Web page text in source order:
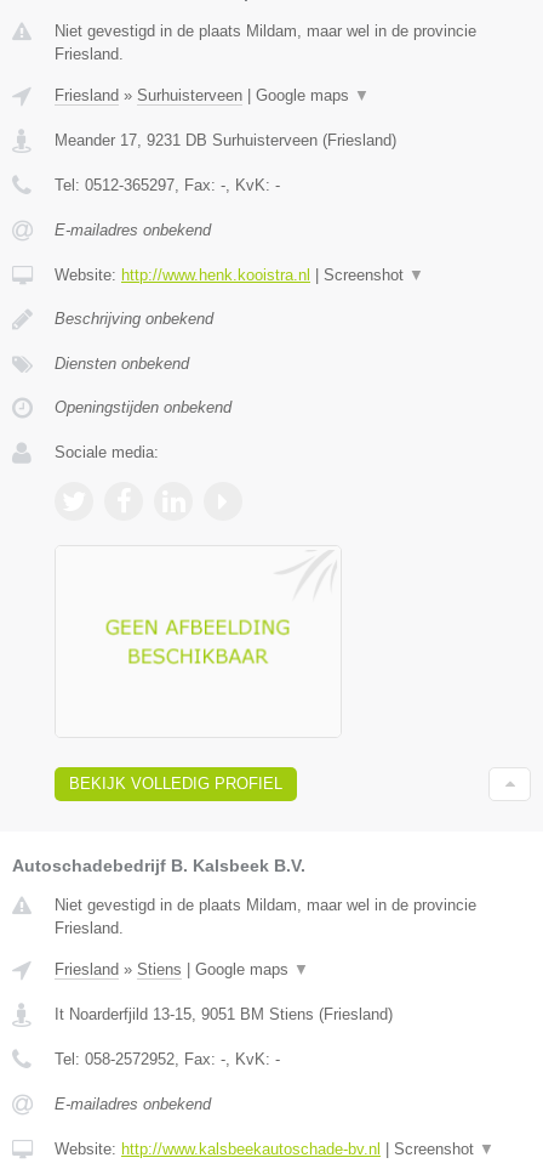
Niet gevestigd in de plaats Mildam, maar wel in de provincie
Friesland.
Friesland » Surhuisterveen Google maps ▼
Meander 17, 9231 DB Surhuisterveen (Friesland)
Tel: 0512-365297, Fax: -, KvK: -
E-mailadres onbekend
Website: http://www.henk.kooistra.nl Screenshot ▼
Beschrijving onbekend
Diensten onbekend
Openingstijden onbekend
Sociale media:
BEKIJK VOLLEDIG PROFIEL
Autoschadebedrijf B. Kalsbeek B.V.
Niet gevestigd in de plaats Mildam, maar wel in de provincie
Friesland.
Friesland » Stiens Google maps ▼
It Noarderfjild 13-15, 9051 BM Stiens (Friesland)
Tel: 058-2572952, Fax: -, KvK: -
E-mailadres onbekend
Website: http://www.kalsbeekautoschade-bv.nl Screenshot ▼